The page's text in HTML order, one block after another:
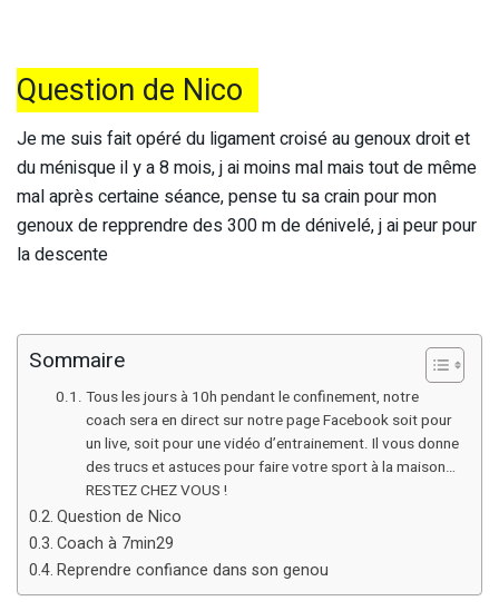
Question de Nico
Je me suis fait opéré du ligament croisé au genoux droit et
du ménisque il y a 8 mois, j ai moins mal mais tout de même
mal après certaine séance, pense tu sa crain pour mon
genoux de repprendre des 300 m de dénivelé, j ai peur pour
la descente
Sommaire
Tous les jours à 10h pendant le confinement, notre
coach sera en direct sur notre page Facebook soit pour
un live, soit pour une vidéo d’entrainement. Il vous donne
des trucs et astuces pour faire votre sport à la maison…
RESTEZ CHEZ VOUS !
Question de Nico
Coach à 7min29
Reprendre confiance dans son genou